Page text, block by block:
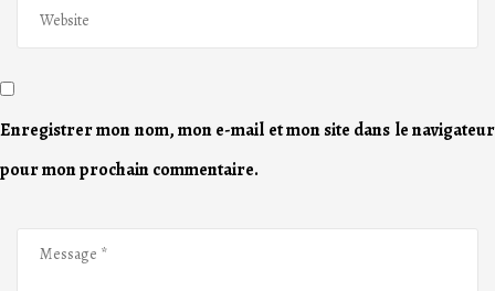
Enregistrer mon nom, mon e-mail et mon site dans le navigateur
pour mon prochain commentaire.